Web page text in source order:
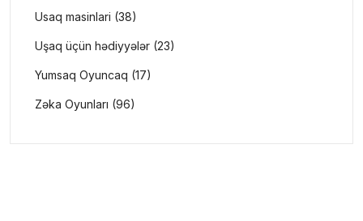
Usaq masinlari (38)
Uşaq üçün hədiyyələr (23)
Yumsaq Oyuncaq (17)
Zəka Oyunları (96)